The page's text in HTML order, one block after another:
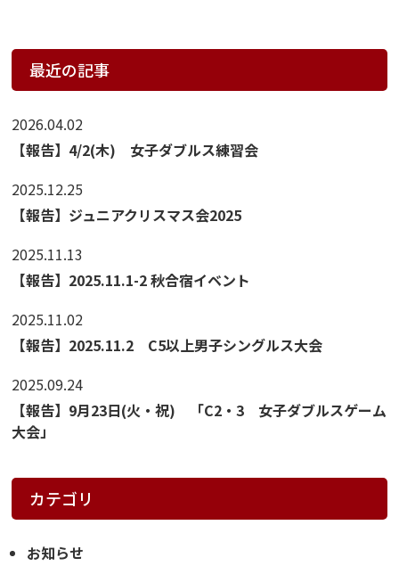
最近の記事
2026.04.02
【報告】4/2(木) 女子ダブルス練習会
2025.12.25
【報告】ジュニアクリスマス会2025
2025.11.13
【報告】2025.11.1-2 秋合宿イベント
2025.11.02
【報告】2025.11.2 C5以上男子シングルス大会
2025.09.24
【報告】9月23日(火・祝) 「C2・3 女子ダブルスゲーム
大会」
カテゴリ
お知らせ